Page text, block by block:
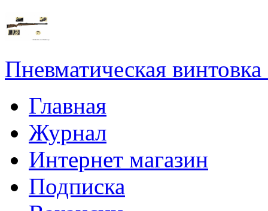
Пневматическая
Главная
Журнал
Интернет магазин
Подписка